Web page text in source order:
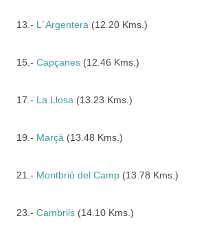
13.- L´Argentera (12.20 Kms.)
15.- Capçanes(12.46 Kms.)
17.- La Llosa (13.23 Kms.)
19.- Marçà (13.48 Kms.)
21.- Montbrió del Camp(13.78 Kms.)
23.- Cambrils(14.10 Kms.)